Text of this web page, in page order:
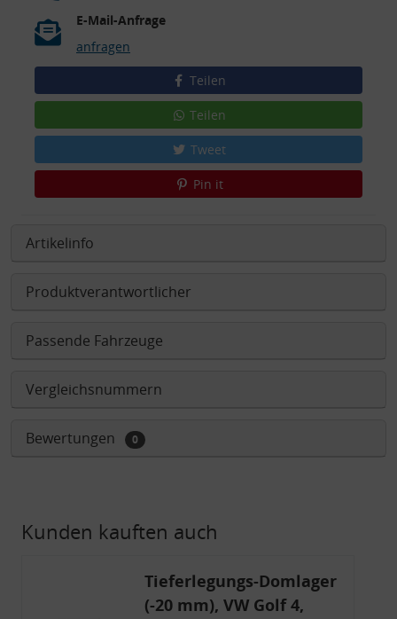
E-Mail-Anfrage
anfragen
Teilen
Teilen
Tweet
Pin it
Artikelinfo
Produktverantwortlicher
Passende Fahrzeuge
Vergleichsnummern
Bewertungen 0
Kunden kauften auch
Tieferlegungs-Domlager
(-20 mm), VW Golf 4,